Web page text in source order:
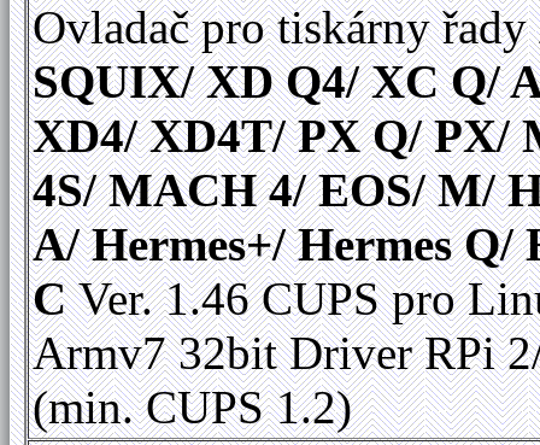
Ovladač pro tiskárny řady
SQUIX/ XD Q4/ XC Q/
XD4/ XD4T/ PX Q/ PX/
4S/ MACH 4/ EOS/ M/
A/ Hermes+/ Hermes Q/
CVer. 1.46 CUPS pro
Armv7 32bit Driver RPi
(min. CUPS 1.2)